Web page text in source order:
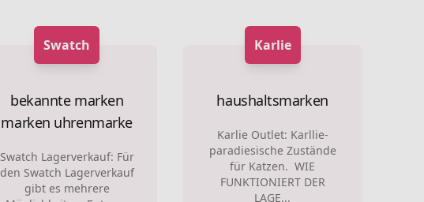
Swatch
bekannte marken
marken uhrenmarke
Swatch Lagerverkauf: Für
den Swatch Lagerverkauf
gibt es mehrere
Karlie
haushaltsmarken
Karlie Outlet: Karllie-
paradiesische Zustände
für Katzen. WIE
FUNKTIONIERT DER
LAGE...